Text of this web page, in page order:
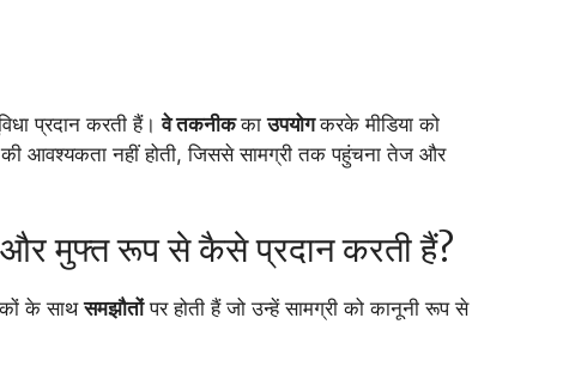
प्रदान करती हैं।वे तकनीककाउपयोगकरके मीडिया को
आवश्यकता नहीं होती, जिससे सामग्री तक पहुंचना तेज और
और मुफ्त रूप से कैसे प्रदान करती हैं?
के साथसमझौतोंपर होती हैं जो उन्हें सामग्री को कानूनी रूप से